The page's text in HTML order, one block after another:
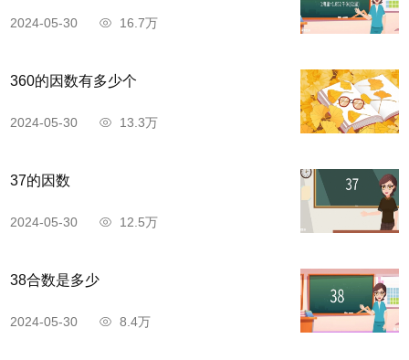
2024-05-30 16.7万
360的因数有多少个
2024-05-30 13.3万
37的因数
2024-05-30 12.5万
38合数是多少
2024-05-30 8.4万